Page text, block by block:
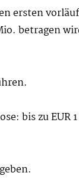
ersten
betragen
bis zu EUR